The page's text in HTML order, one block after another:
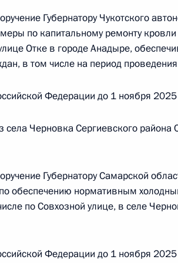
Федерации начальником
межрегиональным и культурным
Президента Российской
2024 года
округа, проведённого по
Управления
наградам Владимиром
Губернатору Чукотского
по капитальному ремонту кровли
Отке в городе Анадыре,
в том числе на период проведения
Федерации до 1 ноября 2025
Черновка Сергиевского района
Губернатору Самарской
обеспечению нормативным
по Совхозной улице, в селе
Федерации до 1 ноября 2025